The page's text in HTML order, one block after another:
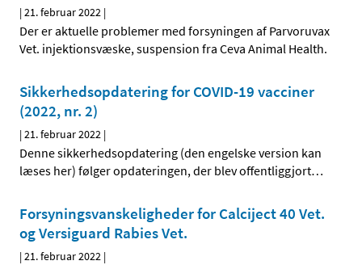
|21. februar 2022 |
Der er aktuelle problemer med forsyningen af Parvoruvax
Vet. injektionsvæske, suspension fra Ceva Animal Health.
Sikkerhedsopdatering for COVID-19 vacciner
(2022, nr. 2)
|21. februar 2022 |
Denne sikkerhedsopdatering (den engelske version kan
læses her) følger opdateringen, der blev offentliggjort…
Forsyningsvanskeligheder for Calciject 40 Vet.
og Versiguard Rabies Vet.
|21. februar 2022 |